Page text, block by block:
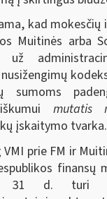
kad
Muitinės arba
už
sumoms
mutatis
įskaitymo tvarka.
prie FM ir
finansų
31 d. turi